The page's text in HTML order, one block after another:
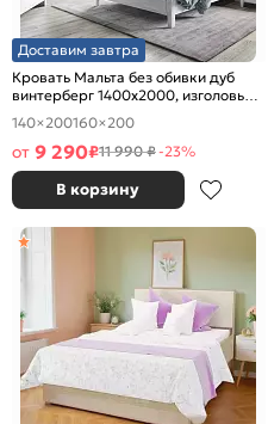
Доставим завтра
Кровать Мальта без обивки дуб
винтерберг 1400x2000, изголовье
жесткое
140×200160×200
от 9 290₽11 990 ₽-23%
В корзину